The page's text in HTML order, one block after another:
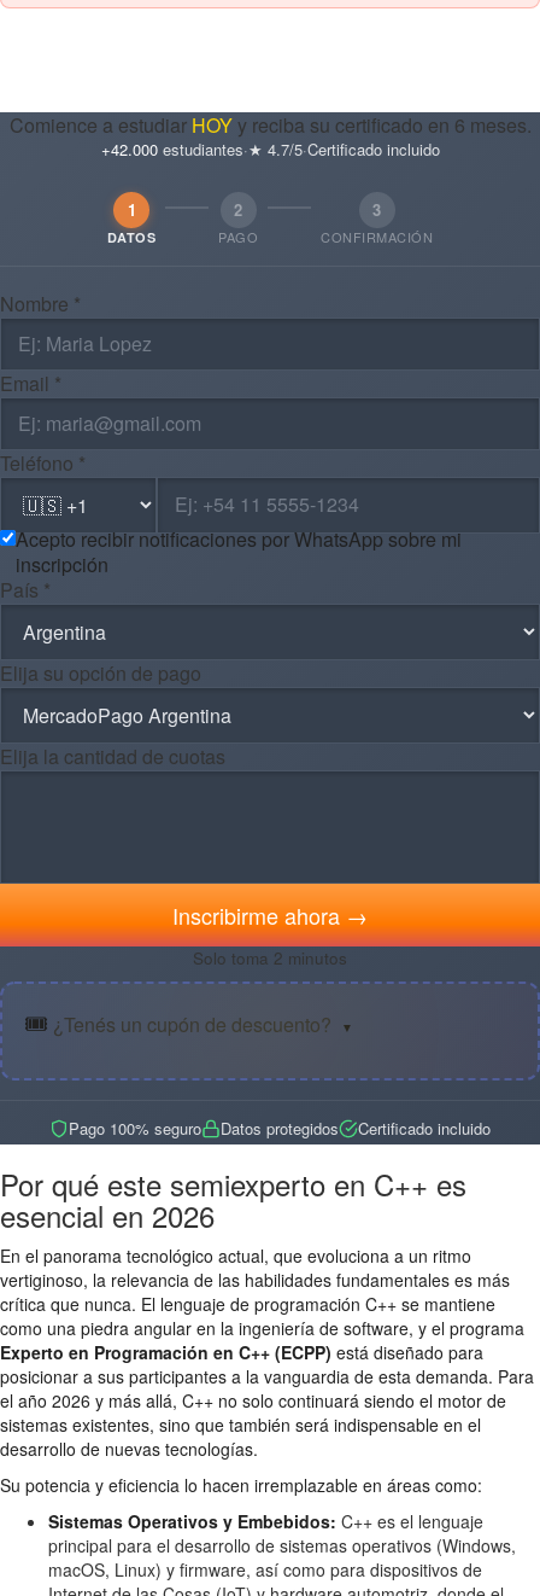
Comience a estudiar HOYy reciba su certificado en 6 meses.
+42.000estudiantes·★ 4.7/5·Certificado incluido
1
DATOS
2
PAGO
3
CONFIRMACIÓN
Nombre *
Email *
Teléfono *
Acepto recibir notificaciones por WhatsApp sobre mi
inscripción
País *
Elija su opción de pago
Elija la cantidad de cuotas
Inscribirme ahora →
Solo toma 2 minutos
🎟️ ¿Tenés un cupón de descuento? ▼
Pago 100% seguro Datos protegidos Certificado incluido
Por qué este semiexperto en C++ es
esencial en 2026
En el panorama tecnológico actual, que evoluciona a un ritmo
vertiginoso, la relevancia de las habilidades fundamentales es más
crítica que nunca. El lenguaje de programación C++ se mantiene
como una piedra angular en la ingeniería de software, y el programa
Experto en Programación en C++ (ECPP) está diseñado para
posicionar a sus participantes a la vanguardia de esta demanda. Para
el año 2026 y más allá, C++ no solo continuará siendo el motor de
sistemas existentes, sino que también será indispensable en el
desarrollo de nuevas tecnologías.
Su potencia y eficiencia lo hacen irremplazable en áreas como:
Sistemas Operativos y Embebidos: C++ es el lenguaje
principal para el desarrollo de sistemas operativos (Windows,
macOS, Linux) y firmware, así como para dispositivos de